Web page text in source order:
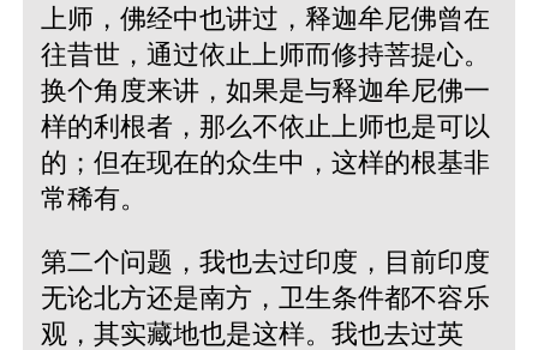
上师，佛经中也讲过，释迦牟尼佛曾在
往昔世，通过依止上师而修持菩提心。
换个角度来讲，如果是与释迦牟尼佛一
样的利根者，那么不依止上师也是可以
的；但在现在的众生中，这样的根基非
常稀有。
第二个问题，我也去过印度，目前印度
无论北方还是南方，卫生条件都不容乐
观，其实藏地也是这样。我也去过英